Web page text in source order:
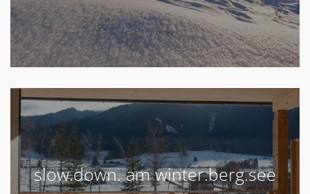
slow.down. am winter.berg.see